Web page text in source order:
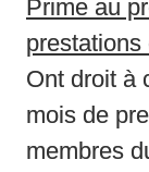
Prime au
prestations
Ont droit à
mois de
membres